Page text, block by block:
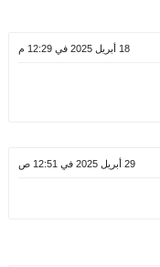
18 أبريل 2025 في 12:29 م
29 أبريل 2025 في 12:51 ص